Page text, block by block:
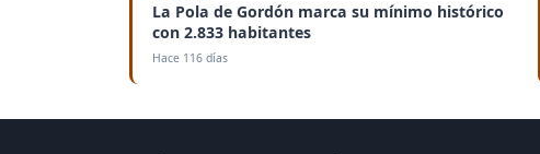
La Pola de Gordón marca su mínimo histórico
con 2.833 habitantes
Hace 116 días